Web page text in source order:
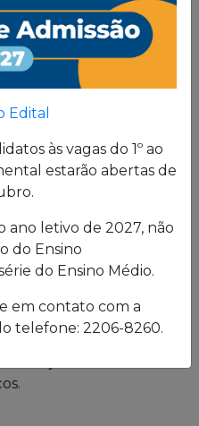
cristãos e um
acadêmico.
física
estrutura para
período integral.
e Biologia; salas
cybersala;
piscina
Edital
às vagas do 1º ao
estarão abertas de
ano letivo de 2027, não
do Ensino
do Ensino Médio.
em contato com a
telefone: 2206-8260.